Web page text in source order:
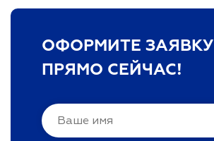
ОФОРМИТЕ ЗАЯВКУ
ПРЯМО СЕЙЧАС!